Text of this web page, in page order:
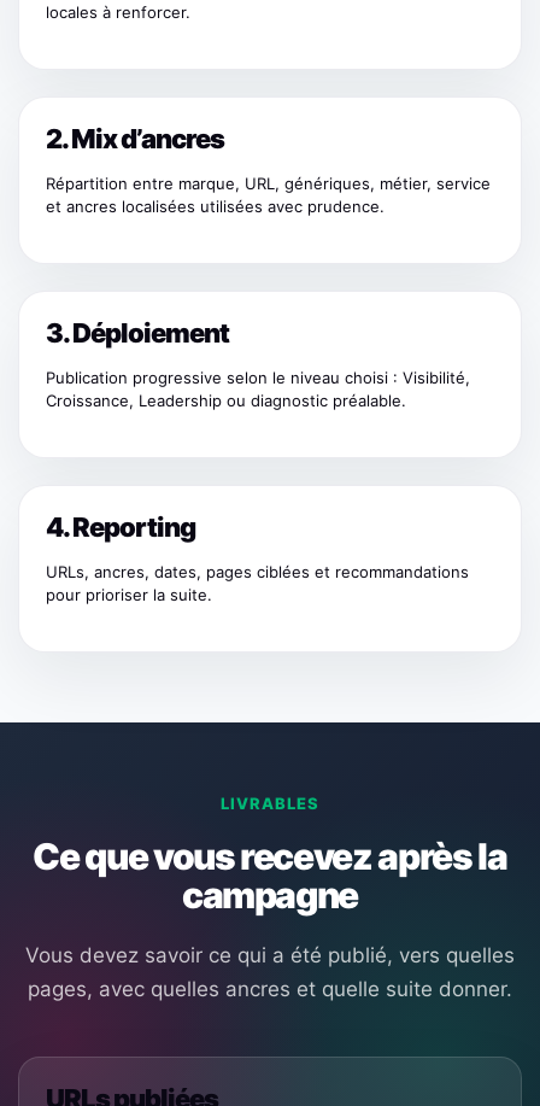
locales à renforcer.
2. Mix d’ancres
Répartition entre marque, URL, génériques, métier, service
et ancres localisées utilisées avec prudence.
3. Déploiement
Publication progressive selon le niveau choisi : Visibilité,
Croissance, Leadership ou diagnostic préalable.
4. Reporting
URLs, ancres, dates, pages ciblées et recommandations
pour prioriser la suite.
LIVRABLES
Ce que vous recevez après la
campagne
Vous devez savoir ce qui a été publié, vers quelles
pages, avec quelles ancres et quelle suite donner.
URLs publiées